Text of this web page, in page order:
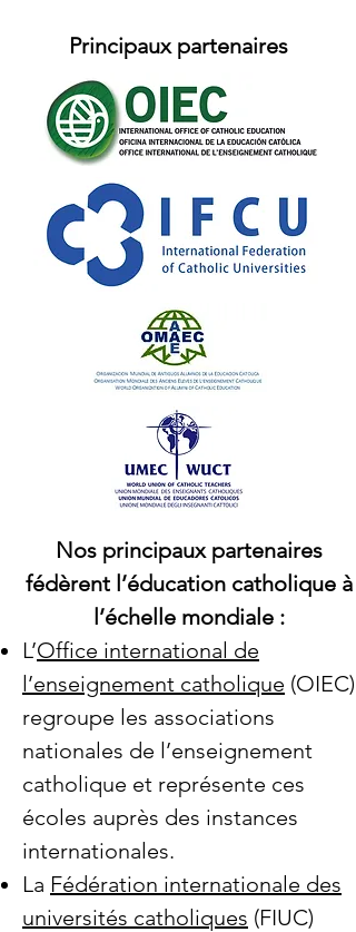
Principaux partenaires
Nos principaux partenaires
fédèrent l’éducation catholique à
l’échelle mondiale :
L’Office international de
l’enseignement catholique (OIEC)
regroupe les associations
nationales de l’enseignement
catholique et représente ces
écoles auprès des instances
internationales.
La Fédération internationale des
universités catholiques (FIUC)